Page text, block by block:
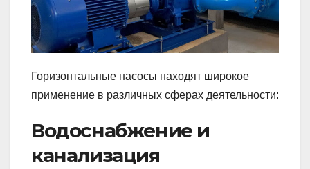
Горизонтальные насосы находят широкое
применение в различных сферах деятельности:
Водоснабжение и
канализация